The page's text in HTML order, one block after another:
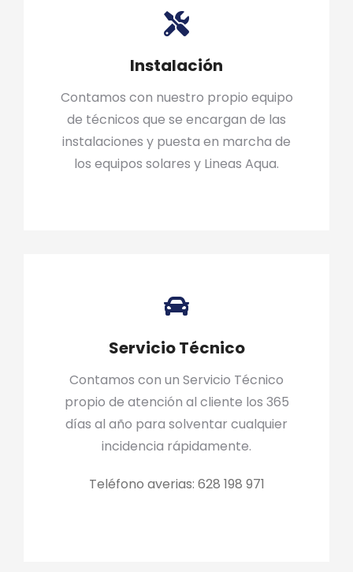
Instalación
Contamos con nuestro propio equipo
de técnicos que se encargan de las
instalaciones y puesta en marcha de
los equipos solares y Lineas Aqua.
Servicio Técnico
Contamos con un Servicio Técnico
propio de atención al cliente los 365
días al año para solventar cualquier
incidencia rápidamente.
Teléfono averias: 628 198 971